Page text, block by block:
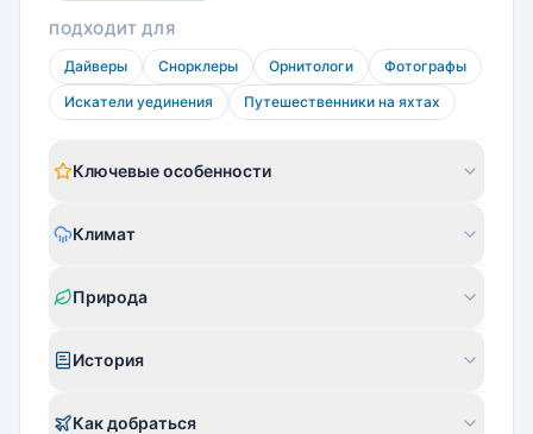
ПОДХОДИТ ДЛЯ
Дайверы Снорклеры Орнитологи
Фотографы
Искатели уединения
Путешественники на яхтах
Ключевые особенности
Климат
Природа
История
Как добраться